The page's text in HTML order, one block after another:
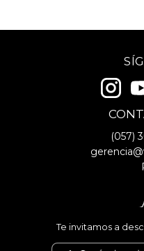
Te invitamos a
(057)